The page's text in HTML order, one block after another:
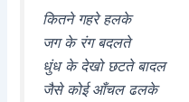
कितने गहरे हलके
जग के रंग बदलते
धुंध के देखो छटते बादल
जैसे कोई आँचल ढलके